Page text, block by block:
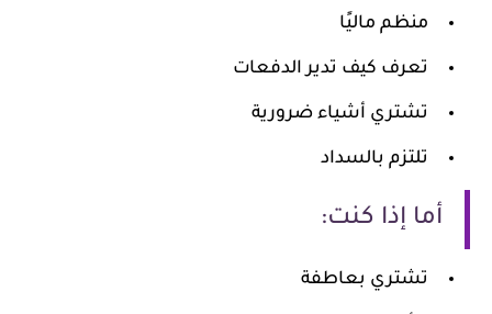
منظم ماليًا
تعرف كيف تدير الدفعات
تشتري أشياء ضرورية
تلتزم بالسداد
أما إذا كنت:
تشتري بعاطفة